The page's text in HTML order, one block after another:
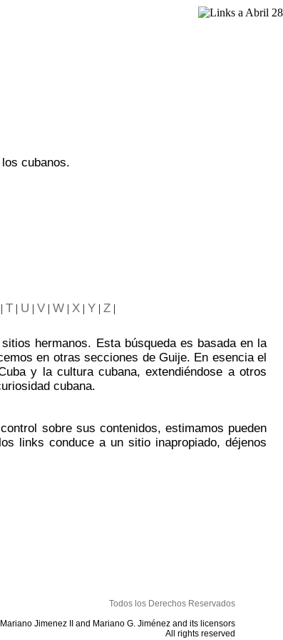
cubanos.
| T | U | V | W | X | Y | Z |
hermanos. Esta búsqueda es basada en la
en otras secciones de Guije. En esencia el
y la cultura cubana, extendiéndose a otros
cubana.
sobre sus contenidos, estimamos pueden
links conduce a un sitio inapropiado, déjenos
Todos los Derechos Reservados
Jimenez II and Mariano G. Jiménez and its licensors
All rights reserved